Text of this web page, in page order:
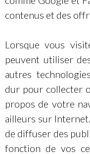
contenus et des
Lorsque vous
peuvent utiliser
autres
dur pour collecter
propos de votre
ailleurs sur
de diffuser des
fonction de vos